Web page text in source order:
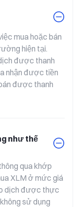
mua hoặc bán
hiện tại.
được thanh
nhận được tiền
được thanh
như thế
qua khớp
XLM ở mức giá
dịch được thực
sử dụng